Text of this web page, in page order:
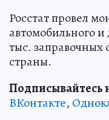
Росстат провел
автомобильного и
тыс. заправочных
страны.
Подписывайтесь
ВКонтакте,